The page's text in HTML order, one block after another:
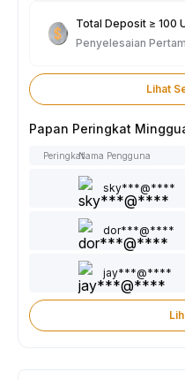
Total Deposit ≥ 100
Penyelesaian
Lihat
Papan Peringkat
PeringkatNama Pengguna
sky***@****
dor***@****
jay***@****